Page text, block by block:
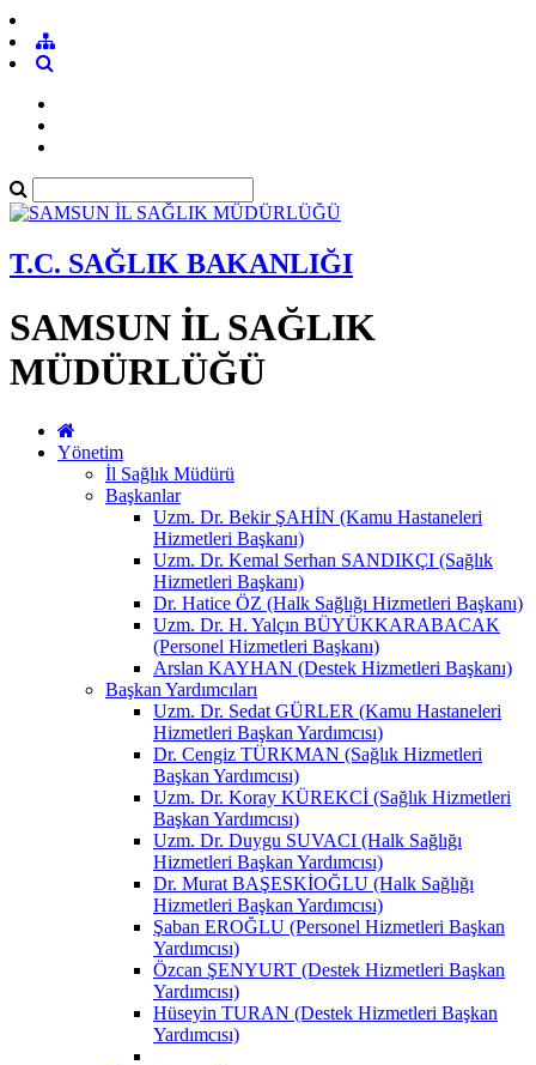
T.C. SAĞLIK BAKANLIĞI
SAMSUN İL SAĞLIK
MÜDÜRLÜĞÜ
Yönetim
İl Sağlık Müdürü
Başkanlar
Uzm. Dr. Bekir ŞAHİN (Kamu Hastaneleri
Hizmetleri Başkanı)
Uzm. Dr. Kemal Serhan SANDIKÇI (Sağlık
Hizmetleri Başkanı)
Dr. Hatice ÖZ (Halk Sağlığı Hizmetleri Başkanı)
Uzm. Dr. H. Yalçın BÜYÜKKARABACAK
(Personel Hizmetleri Başkanı)
Arslan KAYHAN (Destek Hizmetleri Başkanı)
Başkan Yardımcıları
Uzm. Dr. Sedat GÜRLER (Kamu Hastaneleri
Hizmetleri Başkan Yardımcısı)
Dr. Cengiz TÜRKMAN (Sağlık Hizmetleri
Başkan Yardımcısı)
Uzm. Dr. Koray KÜREKCİ (Sağlık Hizmetleri
Başkan Yardımcısı)
Uzm. Dr. Duygu SUVACI (Halk Sağlığı
Hizmetleri Başkan Yardımcısı)
Dr. Murat BAŞESKİOĞLU (Halk Sağlığı
Hizmetleri Başkan Yardımcısı)
Şaban EROĞLU (Personel Hizmetleri Başkan
Yardımcısı)
Özcan ŞENYURT (Destek Hizmetleri Başkan
Yardımcısı)
Hüseyin TURAN (Destek Hizmetleri Başkan
Yardımcısı)